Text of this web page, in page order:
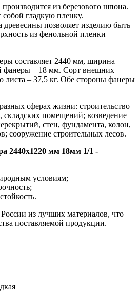
из березового шпона.
гладкую пленку.
древесины позволяет изделию быть
из фенольной пленки
составляет 2440 мм, ширина –
фанеры – 18 мм. Сорт внешних
листа – 37,5 кг. Обе стороны фанеры
сферах жизни: строительство
складских помещений; возведение
стен, фундамента, колон,
сооружение строительных лесов.
2440х1220 мм 18мм 1/1 -
условиям;
из лучших материалов, что
поставляемой продукции.